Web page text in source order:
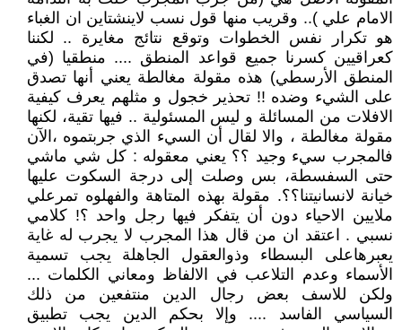
الامام علي ).. وقريب منها قول نسب لاينشتاين ان الغباء
هو تكرار نفس الخطوات وتوقع نتائج مغايرة .. لكننا
كعراقيين كسرنا جميع قواعد المنطق .... منطقيا (في
المنطق الأرسطي) هذه مقولة مغالطة يعني أنها تصدق
على الشيء وضده !! تحذير خجول و مثلهم يعرف كيفية
الافلات من المسائلة و ليس المسئولية .. فيها تقية، لكنها
مقولة مغالطة ، والا لقال أن السيء الذي جربتموه ،الآن
فالمجرب سيء وجيد ؟؟ يعني معقوله : كل شي ماشي
حتى السفسطة، بس وصلت إلى درجة السكوت عليها
خيانة لانسانيتنا؟؟. مقولة بهذه المتاهة والفهلوه تمرعلي
ملايين الاحياء دون أن يتفكر فيها رجل واحد ؟! كلامي
نسبي . اعتقد ان من قال هذا المجرب لا يجرب له غاية
يعبرهاعلى البسطاء وذوالعقول الجاهلة يجب تسمية
الأسماء وعدم التلاعب في ‏الالفاظ ومعاني الكلمات ...
ولكن للاسف بعض رجال الدين منتفعين من ذلك
السياسي الفاسد .... ‏وإلا بحكم الدين يجب تطبيق